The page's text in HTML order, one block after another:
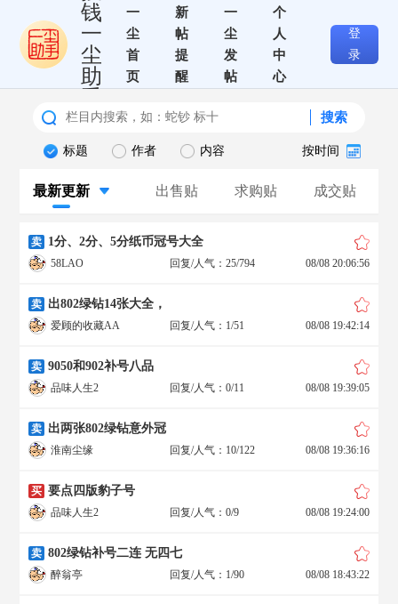
钱
一
尘
助
一
尘
首
页
新
帖
提
醒
一
尘
发
帖
个
人
中
心
登
录
搜索
标题 作者 内容 按时间
最新更新 出售贴 求购贴 成交贴
卖 1分、2分、5分纸币冠号大全
58LAO 回复/人气：25/794 08/08 20:06:56
卖 出802绿钻14张大全，
爱顾的收藏AA 回复/人气：1/51 08/08 19:42:14
卖 9050和902补号八品
品味人生2 回复/人气：0/11 08/08 19:39:05
卖 出两张802绿钻意外冠
淮南尘缘 回复/人气：10/122 08/08 19:36:16
买 要点四版豹子号
品味人生2 回复/人气：0/9 08/08 19:24:00
卖 802绿钻补号二连 无四七
醉翁亭 回复/人气：1/90 08/08 18:43:22